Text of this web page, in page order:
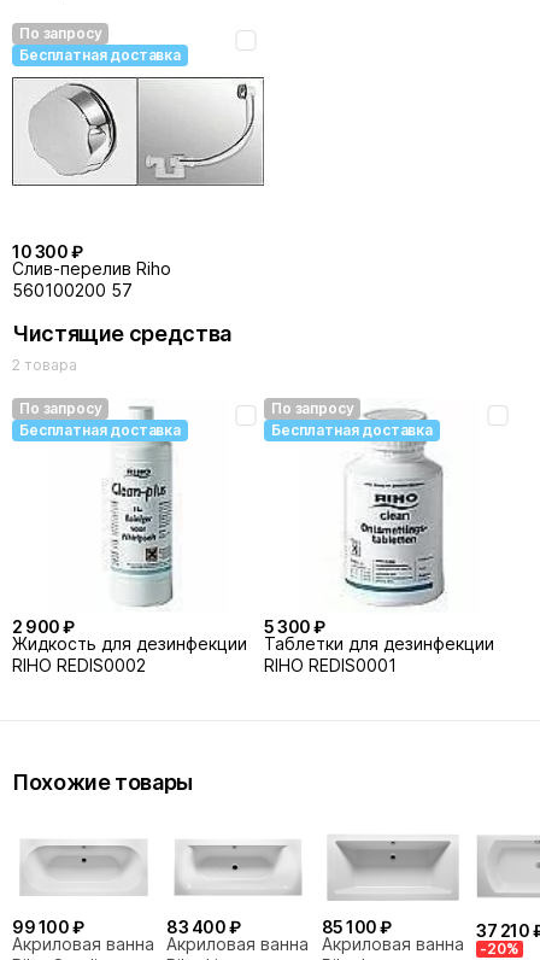
По запросу
Бесплатная доставка
10 300 ₽
Слив-перелив Riho
560100200 57
Чистящие средства
2 товара
По запросу
Бесплатная доставка
2 900 ₽
Жидкость для дезинфекции
RIHO REDIS0002
По запросу
Бесплатная доставка
5 300 ₽
Таблетки для дезинфекции
RIHO REDIS0001
Похожие товары
99 100 ₽
Акриловая ванна
83 400 ₽
Акриловая ванна
85 100 ₽
Акриловая ванна
37 210
-20%